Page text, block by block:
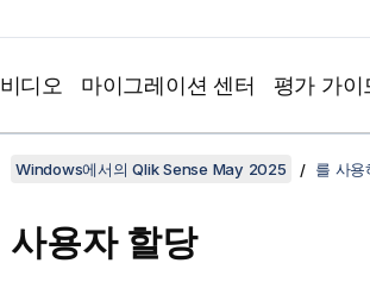
비디오 마이그레이션 센터 평가 가이
Windows에서의 Qlik Sense May 2025 를 사
사용자 할당